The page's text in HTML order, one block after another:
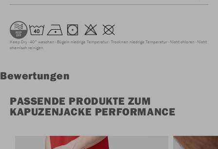
Keep Dry 40° waschen Bügeln niedrige Temperatur Trocknen niedrige Temperatur Nicht chloren Nicht
chemisch reinigen
Bewertungen
PASSENDE PRODUKTE ZUM
KAPUZENJACKE PERFORMANCE